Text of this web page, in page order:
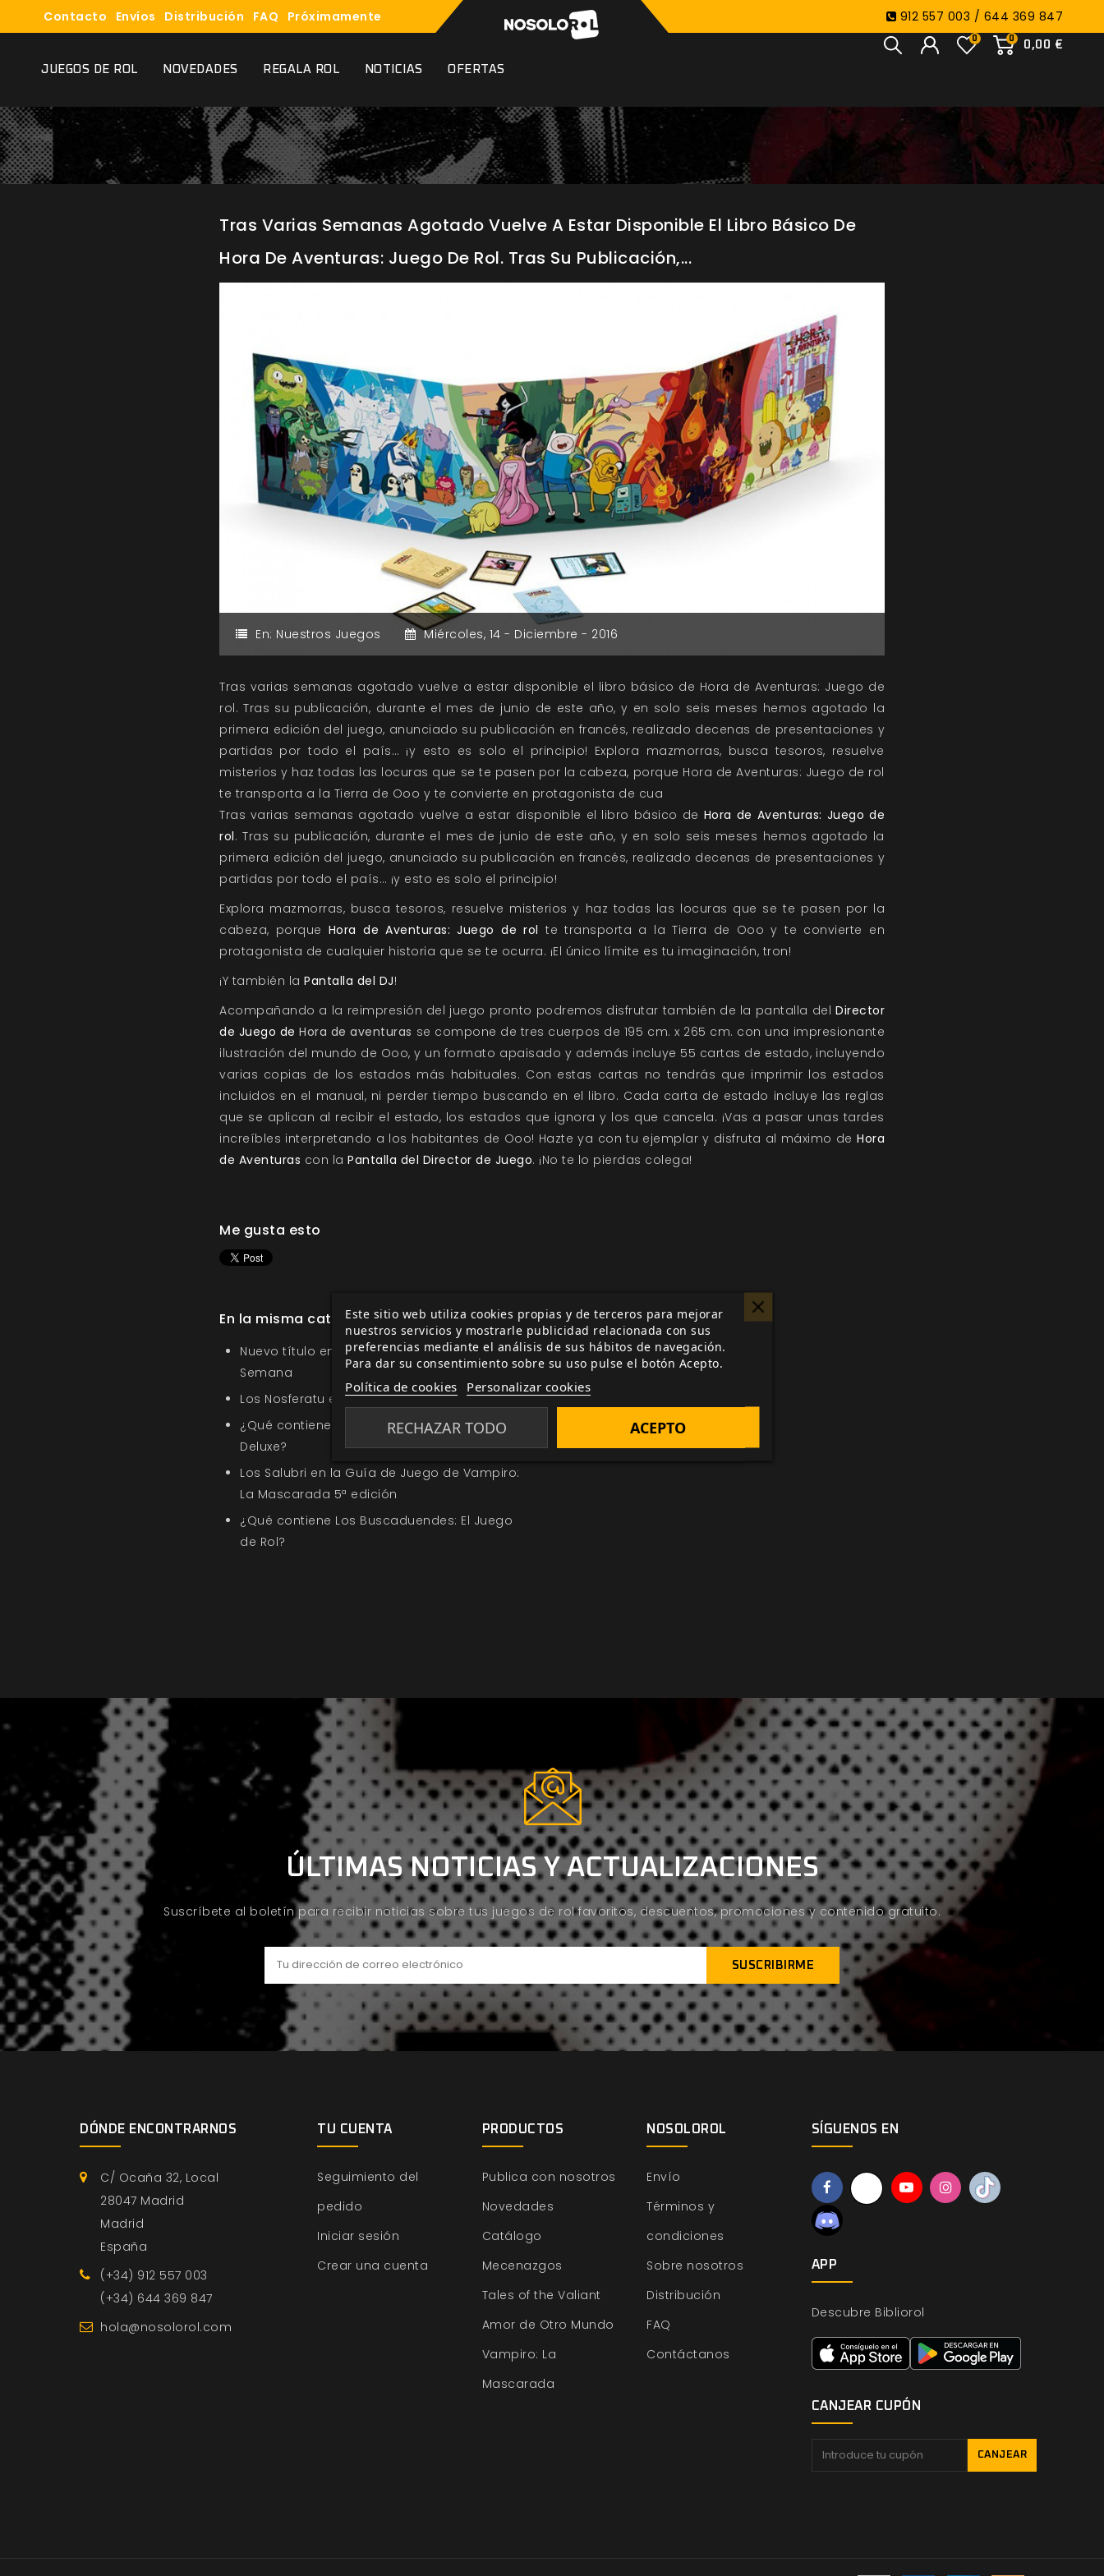
Contacto Envíos Distribución FAQ Próximamente 912 557 003 / 644 369 847
0
0,00 €
0
JUEGOS DE ROL NOVEDADES REGALA ROL NOTICIAS OFERTAS
Tras Varias Semanas Agotado Vuelve A Estar Disponible El Libro Básico De
Hora De Aventuras: Juego De Rol. Tras Su Publicación,...
En: Nuestros Juegos Miércoles, 14 - Diciembre - 2016
Tras varias semanas agotado vuelve a estar disponible el libro básico de Hora de Aventuras: Juego de
rol. Tras su publicación, durante el mes de junio de este año, y en solo seis meses hemos agotado la
primera edición del juego, anunciado su publicación en francés, realizado decenas de presentaciones y
partidas por todo el país… ¡y esto es solo el principio! Explora mazmorras, busca tesoros, resuelve
misterios y haz todas las locuras que se te pasen por la cabeza, porque Hora de Aventuras: Juego de rol
te transporta a la Tierra de Ooo y te convierte en protagonista de cua
Tras varias semanas agotado vuelve a estar disponible el libro básico de Hora de Aventuras: Juego de
rol. Tras su publicación, durante el mes de junio de este año, y en solo seis meses hemos agotado la
primera edición del juego, anunciado su publicación en francés, realizado decenas de presentaciones y
partidas por todo el país… ¡y esto es solo el principio!
Explora mazmorras, busca tesoros, resuelve misterios y haz todas las locuras que se te pasen por la
cabeza, porque Hora de Aventuras: Juego de rol te transporta a la Tierra de Ooo y te convierte en
protagonista de cualquier historia que se te ocurra. ¡El único límite es tu imaginación, tron!
¡Y también la Pantalla del DJ!
Acompañando a la reimpresión del juego pronto podremos disfrutar también de la pantalla del Director
de Juego deHora de aventuras se compone de tres cuerpos de 195 cm. x 265 cm. con una impresionante
ilustración del mundo de Ooo, y un formato apaisado y además incluye 55 cartas de estado, incluyendo
varias copias de los estados más habituales. Con estas cartas no tendrás que imprimir los estados
incluidos en el manual, ni perder tiempo buscando en el libro. Cada carta de estado incluye las reglas
que se aplican al recibir el estado, los estados que ignora y los que cancela. ¡Vas a pasar unas tardes
increíbles interpretando a los habitantes de Ooo! Hazte ya con tu ejemplar y disfruta al máximo de Hora
de Aventuras con la Pantalla del Director de Juego. ¡No te lo pierdas colega!
Me gusta esto
En la misma categoría
Nuevo título en la sección Oferta de la
Semana
Los Nosferatu en Saber de los Clanes
¿Qué contiene Amor de Otro Mundo: Edición
Deluxe?
Los Salubri en la Guía de Juego de Vampiro:
La Mascarada 5ª edición
¿Qué contiene Los Buscaduendes: El Juego
de Rol?
Relacionada por etiquetas
ÚLTIMAS NOTICIAS Y ACTUALIZACIONES
Suscríbete al boletín para recibir noticias sobre tus juegos de rol favoritos, descuentos, promociones y contenido gratuito.
DÓNDE ENCONTRARNOS
C/ Ocaña 32, Local
28047 Madrid
Madrid
España
(+34) 912 557 003
(+34) 644 369 847
hola@nosolorol.com
TU CUENTA
Seguimiento del
pedido
Iniciar sesión
Crear una cuenta
PRODUCTOS
Publica con nosotros
Novedades
Catálogo
Mecenazgos
Tales of the Valiant
Amor de Otro Mundo
Vampiro: La
Mascarada
NOSOLOROL
Envío
Términos y
condiciones
Sobre nosotros
Distribución
FAQ
Contáctanos
SÍGUENOS EN
Este sitio web utiliza cookies propias y de terceros para mejorar
nuestros servicios y mostrarle publicidad relacionada con sus
preferencias mediante el análisis de sus hábitos de navegación.
Para dar su consentimiento sobre su uso pulse el botón Acepto.
Política de cookies Personalizar cookies
RECHAZAR TODO ACEPTO
APP
Descubre Bibliorol
CANJEAR CUPÓN
CANJEAR